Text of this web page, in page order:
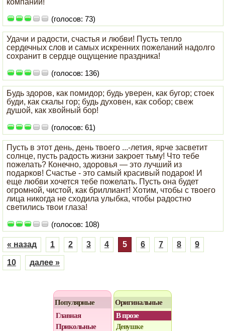
компании!
(голосов: 73)
Удачи и радости, счастья и любви! Пусть тепло
сердечных слов и самых искренних пожеланий надолго
сохранит в сердце ощущение праздника!
(голосов: 136)
Будь здоров, как помидор; будь уверен, как бугор; стоек
буди, как скалы гор; будь духовен, как собор; свеж
душой, как хвойный бор!
(голосов: 61)
Пусть в этот день, день твоего ...-летия, ярче засветит
солнце, пусть радость жизни закроет тьму! Что тебе
пожелать? Конечно, здоровья — это лучший из
подарков! Счастье - это самый красивый подарок! И
еще любви хочется тебе пожелать. Пусть она будет
огромной, чистой, как бриллиант! Хотим, чтобы с твоего
лица никогда не сходила улыбка, чтобы радостно
светились твои глаза!
(голосов: 108)
« назад 1 2 3 4 5 6 7 8 9
10 далее »
Популярные
Главная
Прикольные
Оригинальные
В прозе
Девушке